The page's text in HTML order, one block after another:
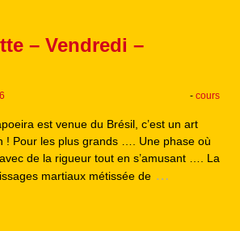
– Vendredi –
- cours
est venue du Brésil, c’est un art
! Pour les plus grands …. Une phase où
de la rigueur tout en s’amusant …. La
martiaux métissée de …